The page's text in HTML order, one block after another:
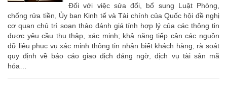
Đối với việc sửa đổi, bổ sung Luật Phòng,
chống rửa tiền, Ủy ban Kinh tế và Tài chính của Quốc hội đề nghị
cơ quan chủ trì soạn thảo đánh giá tính hợp lý của các thông tin
được yêu cầu thu thập, xác minh; khả năng tiếp cận các nguồn
dữ liệu phục vụ xác minh thông tin nhận biết khách hàng; rà soát
quy định về báo cáo giao dịch đáng ngờ, dịch vụ tài sản mã
hóa…